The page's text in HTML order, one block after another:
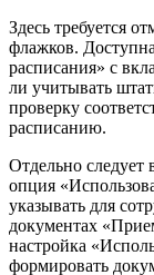
Здесь требуется
флажков.
расписания» с
ли учитывать
проверку
расписанию.
Отдельно
опция
указывать для
документах
настройка
формировать